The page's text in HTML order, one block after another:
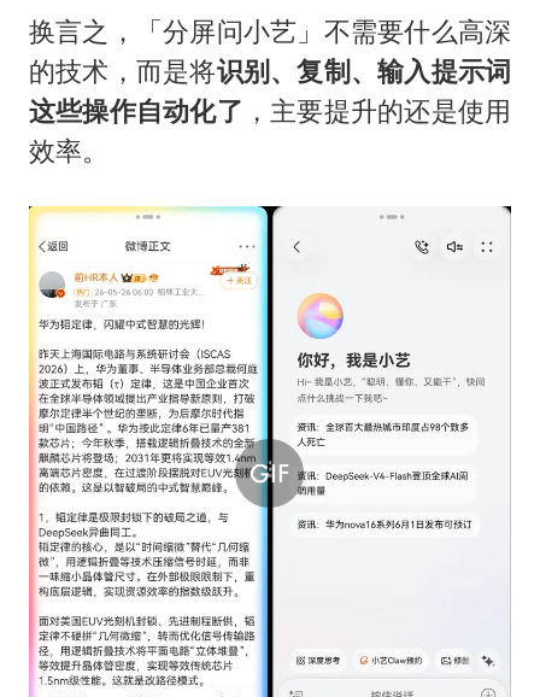
换言之，「分屏问小艺」不需要什么高深
的技术，而是将识别、复制、输入提示词
这些操作自动化了 ，主要提升的还是使用
效率。